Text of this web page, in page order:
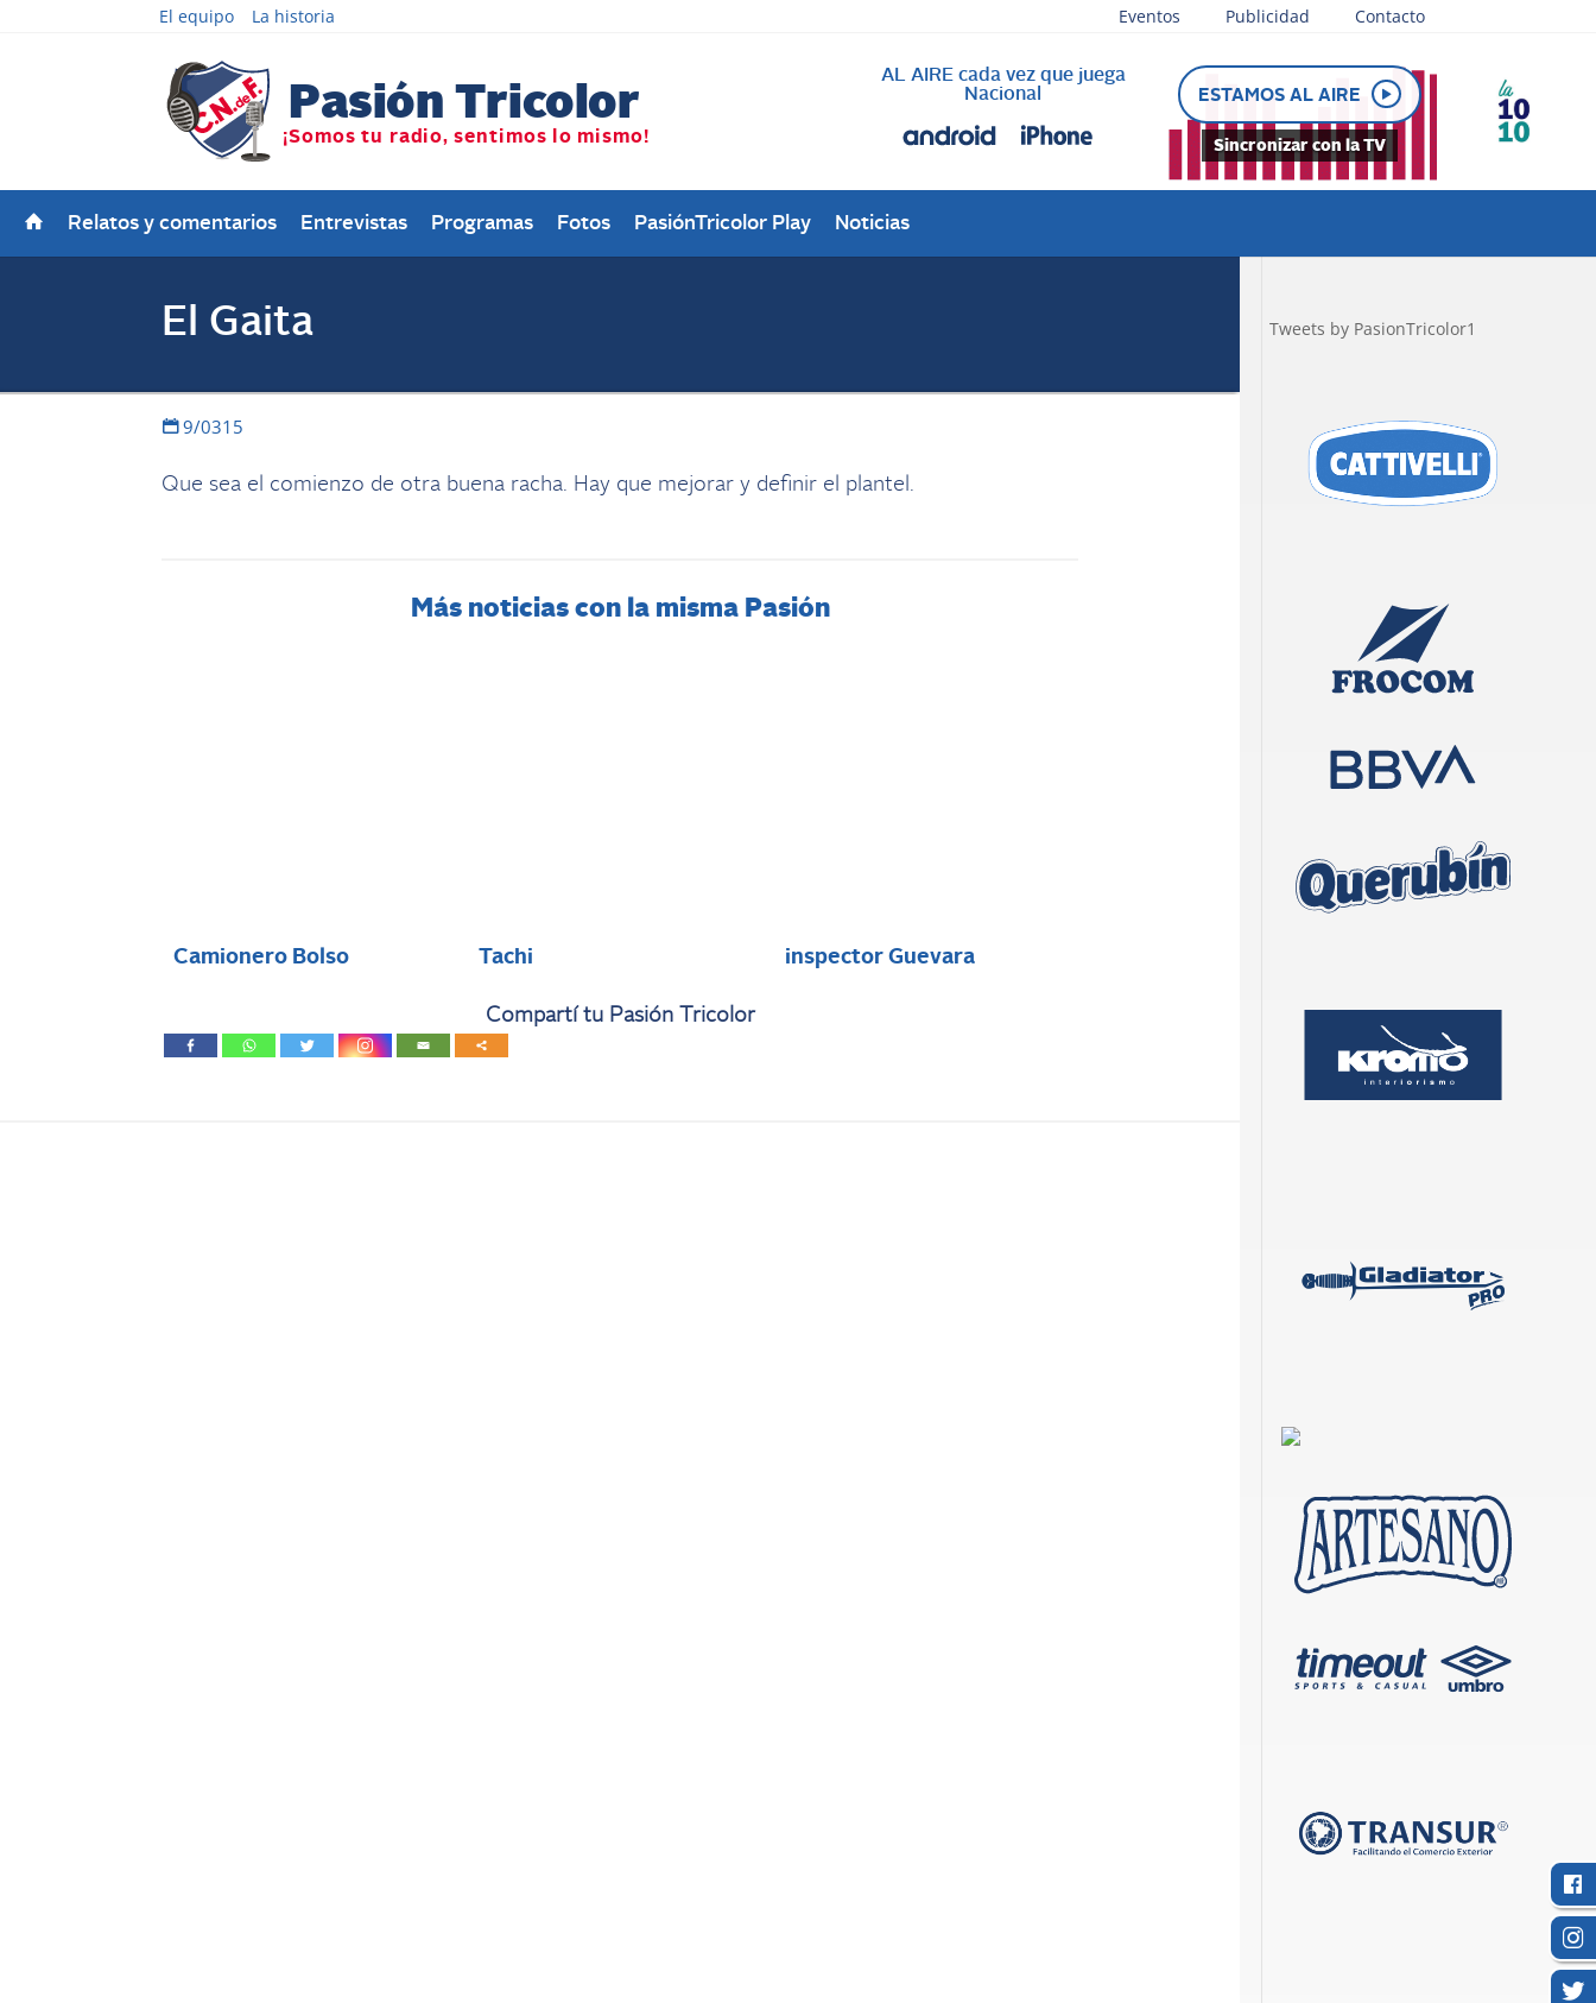
El equipo La historia Eventos Publicidad Contacto
AL AIRE cada vez que juega
Nacional
ESTAMOS AL AIRE
Sincronizar con la TV
Relatos y comentarios Entrevistas Programas Fotos PasiónTricolor Play Noticias
El Gaita
9/0315
Que sea el comienzo de otra buena racha. Hay que mejorar y definir el plantel.
Más noticias con la misma Pasión
Camionero Bolso Tachi inspector Guevara
Compartí tu Pasión Tricolor
Tweets by PasionTricolor1